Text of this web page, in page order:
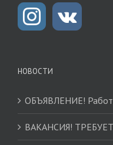
НОВОСТИ
ОБЪЯВЛЕНИЕ!
ВАКАНСИЯ!